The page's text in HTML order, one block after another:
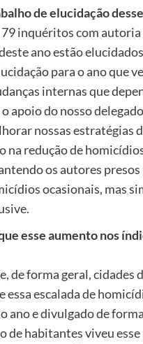
de elucidação
inquéritos com
ano estão
para o ano que
internas que
apoio do nosso
nossas estratégias
redução de
os autores
ocasionais, mas
esse aumento nos
de forma geral, cidades
essa escalada de
ano e divulgado de
de habitantes viveu